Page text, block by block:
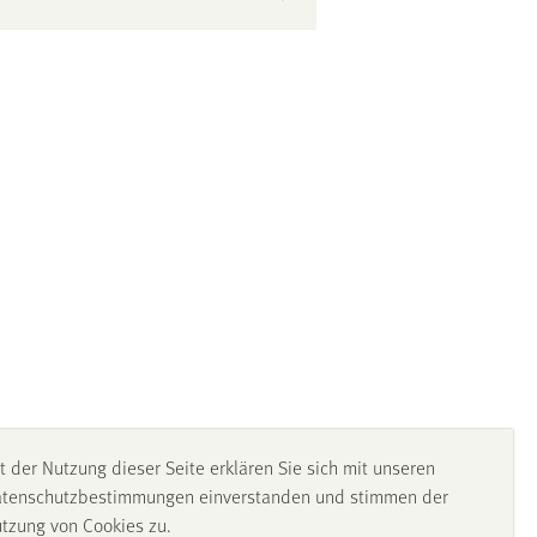
der Nutzung dieser Seite erklären Sie sich mit unseren
einverstanden und stimmen der
von Cookies zu.